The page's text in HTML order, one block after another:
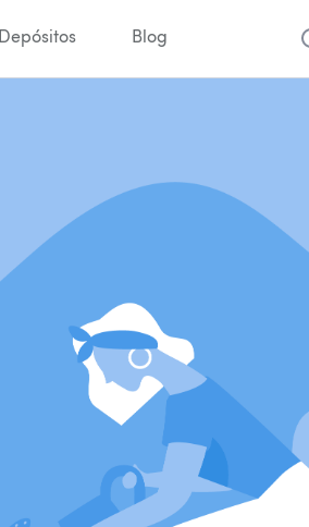
Depósitos Blog